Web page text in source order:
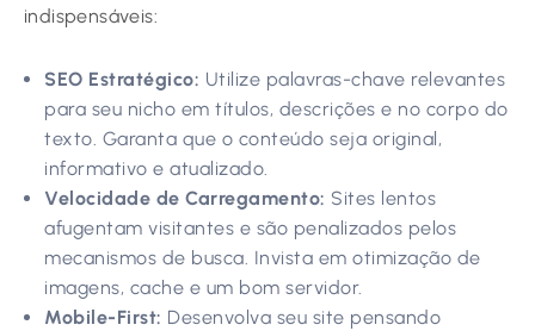
indispensáveis:
SEO Estratégico: Utilize palavras-chave relevantes
para seu nicho em títulos, descrições e no corpo do
texto. Garanta que o conteúdo seja original,
informativo e atualizado.
Velocidade de Carregamento: Sites lentos
afugentam visitantes e são penalizados pelos
mecanismos de busca. Invista em otimização de
imagens, cache e um bom servidor.
Mobile-First: Desenvolva seu site pensando